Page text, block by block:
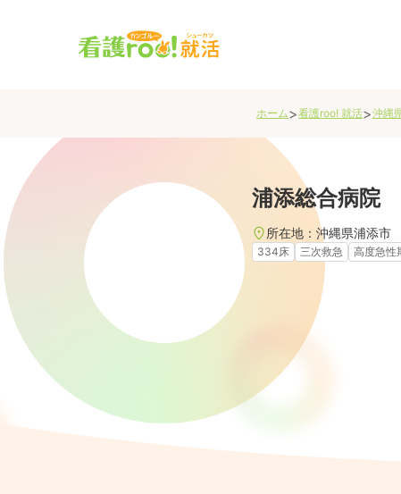
ホーム>看護roo! 就活>沖縄
浦添総合病院
所在地： 沖縄県浦添市
334床 三次救急 高度急性